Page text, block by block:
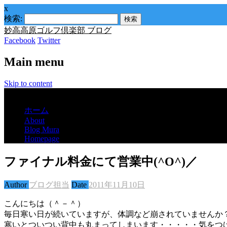
x
検索:
妙高高原ゴルフ倶楽部 ブログ
Facebook Twitter
Main menu
Skip to content
ホーム
About
Blog Mura
Homepage
ファイナル料金にて営業中(^O^)／
Author ブログ担当 Date 2011年11月10日
こんにちは（＾－＾）
毎日寒い日が続いていますが、体調など崩されていませんか
寒いとついつい背中も丸まってしまいます・・・・・気をつ